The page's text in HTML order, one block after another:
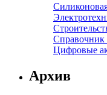
Справочник
Цифровые
Архив